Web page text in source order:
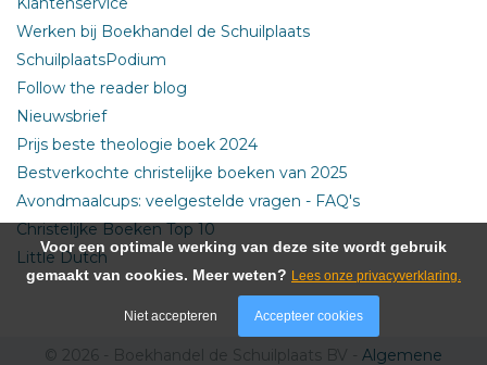
Werken bij Boekhandel de Schuilplaats
SchuilplaatsPodium
Follow the reader blog
Nieuwsbrief
Prijs beste theologie boek 2024
Bestverkochte christelijke boeken van 2025
Avondmaalcups: veelgestelde vragen - FAQ's
Christelijke Boeken Top 10
Little Dutch
© 2026 - Boekhandel de Schuilplaats BV - Algemene
Voor een optimale werking van deze site wordt gebruik
gemaakt van cookies. Meer weten? Lees onze privacyverklaring.
Niet accepteren Accepteer cookies